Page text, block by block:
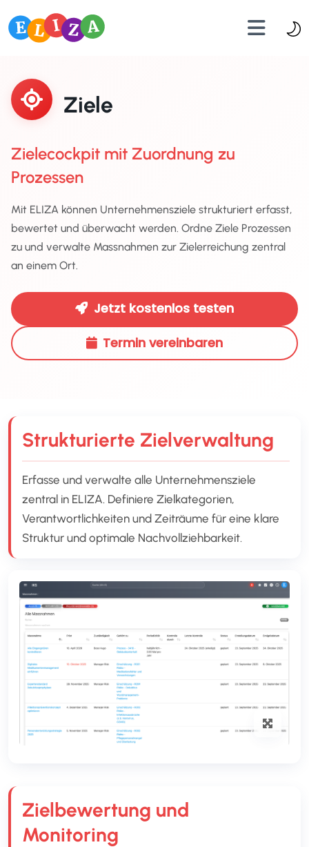
Ziele
Zielecockpit mit Zuordnung zu
Prozessen
Mit ELIZA können Unternehmensziele strukturiert erfasst,
bewertet und überwacht werden. Ordne Ziele Prozessen
zu und verwalte Massnahmen zur Zielerreichung zentral
an einem Ort.
Jetzt kostenlos testen
Termin vereinbaren
Strukturierte Zielverwaltung
Erfasse und verwalte alle Unternehmensziele
zentral in ELIZA. Definiere Zielkategorien,
Verantwortlichkeiten und Zeiträume für eine klare
Struktur und optimale Nachvollziehbarkeit.
Zielbewertung und
Monitoring